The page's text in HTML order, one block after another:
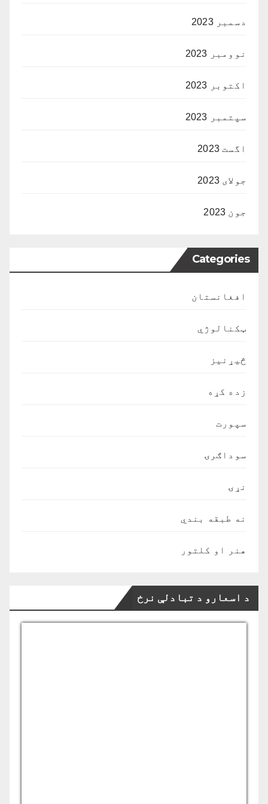
دسمبر 2023
نوومبر 2023
اکتوبر 2023
سپتمبر 2023
اگست 2023
جولای 2023
جون 2023
Categories
افغانستان
ټکنالوژي
څیړنیز
زده کړه
سپورت
سوداګرۍ
نړۍ
نه طبقه بندي
هنر او کلتور
د اسعارو د تبادلې نرخ